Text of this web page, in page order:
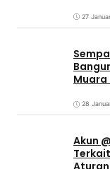
27
Muara
28
Akun